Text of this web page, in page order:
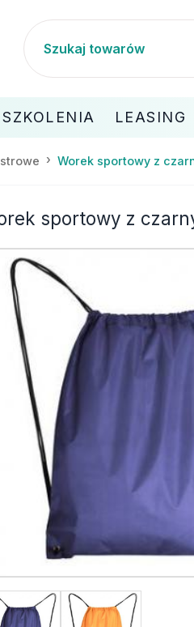
SZKOLENIA LEASING
Worek sportowy z
sportowy z